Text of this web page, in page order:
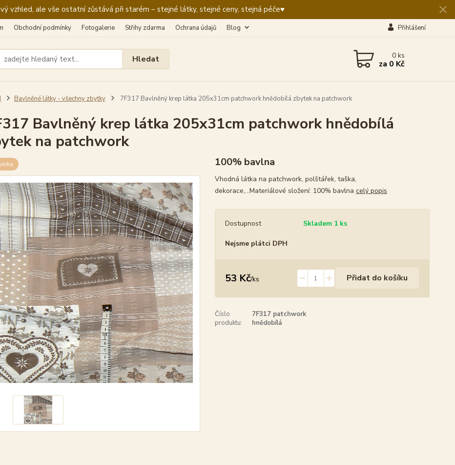
vzhled, ale vše ostatní zůstává při starém – stejné látky, stejné ceny, stejná péče♥️
Obchodní podmínky Fotogalerie Střihy zdarma Ochrana údajů Blog Přihlášení
Hledat 0ks
za 0 Kč
Bavlněné látky - všechny zbytky 7F317 Bavlněný krep látka 205x31cm patchwork hnědobílá zbytek na patchwork
Bavlněný krep látka 205x31cm patchwork hnědobílá
na patchwork
100% bavlna
Vhodná látka na patchwork, polštářek, taška,
dekorace,...Materiálové složení: 100% bavlna celý popis
Dostupnost Skladem 1 ks
Nejsme plátci DPH
53 Kč/ks Přidat do košíku
Číslo
produktu:
7F317 patchwork
hnědobílá